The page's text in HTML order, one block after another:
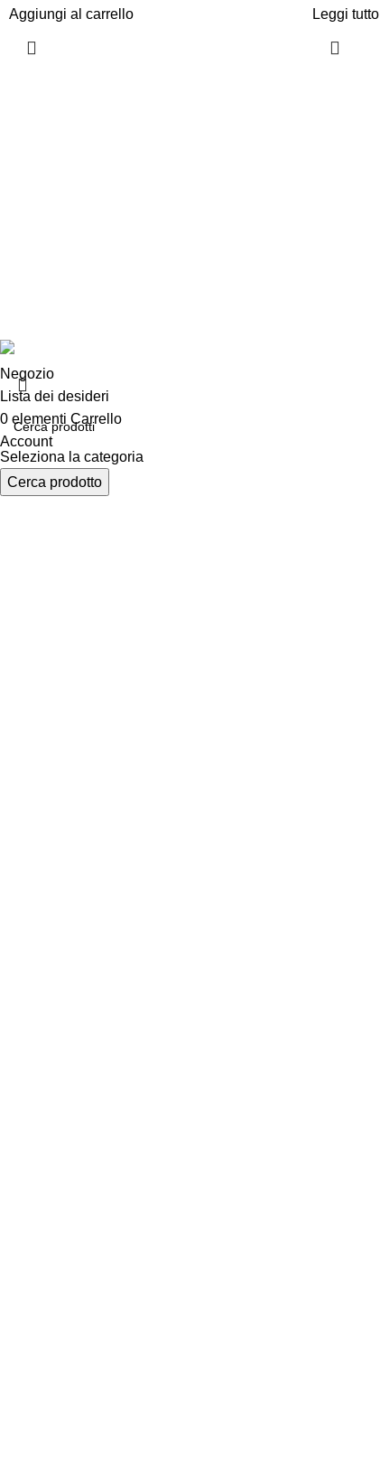
Aggiungi al carrello
Leggi tutto
Seleziona la categoria
Cerca prodotto
Negozio
Lista dei desideri
0 elementi Carrello
Account